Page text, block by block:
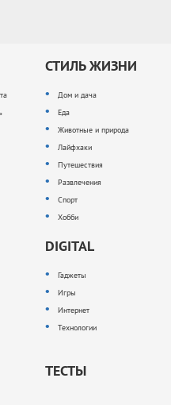
СТИЛЬ ЖИЗНИ
Дом и дача
Еда
Животные и природа
Лайфхаки
Путешествия
Развлечения
Спорт
Хобби
DIGITAL
Гаджеты
Игры
Интернет
Технологии
ТЕСТЫ